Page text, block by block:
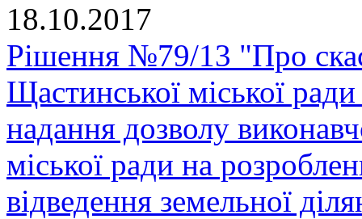
18.10.2017
Рішення №79/13 "Про
Щастинської міської
надання дозволу
міської ради на
відведення земельної